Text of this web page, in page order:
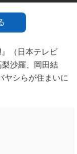
（日本テレビ
沙羅、岡田結
ヤシらが住まいに